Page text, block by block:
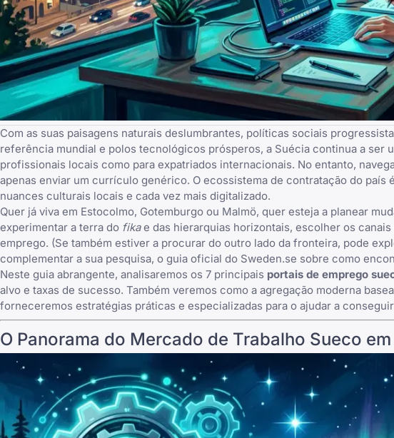
Com as suas paisagens naturais deslumbrantes, políticas sociais
referência mundial e polos tecnológicos prósperos, a Suécia continua a ser
profissionais locais como para expatriados internacionais. No entanto,
apenas enviar um currículo genérico. O ecossistema de contratação do
nuances culturais locais e cada vez mais digitalizado.
Quer já viva em Estocolmo, Gotemburgo ou Malmö, quer esteja a planear
experimentar a terra do fikae das hierarquias horizontais, escolher os
emprego. (Se também estiver a procurar do outro lado da fronteira, pode
complementar a sua pesquisa, o guia oficial do Sweden.se sobre como
Neste guia abrangente, analisaremos os 7 principais portais de emprego
alvo e taxas de sucesso. Também veremos como a agregação moderna
forneceremos estratégias práticas e especializadas para o ajudar a
O Panorama do Mercado de Trabalho Sueco